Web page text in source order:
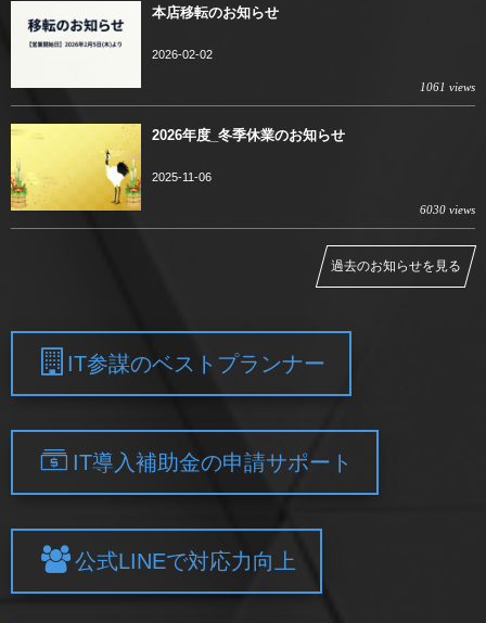
本店移転のお知らせ
2026-02-02
1061 views
2026年度_冬季休業のお知らせ
2025-11-06
6030 views
過去のお知らせを見る
IT参謀のベストプランナー
IT導入補助金の申請サポート
公式LINEで対応力向上